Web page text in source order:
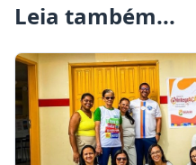
Leia também...